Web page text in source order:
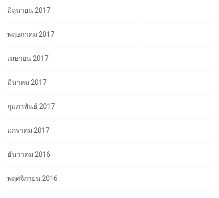
มิถุนายน 2017
พฤษภาคม 2017
เมษายน 2017
มีนาคม 2017
กุมภาพันธ์ 2017
มกราคม 2017
ธันวาคม 2016
พฤศจิกายน 2016